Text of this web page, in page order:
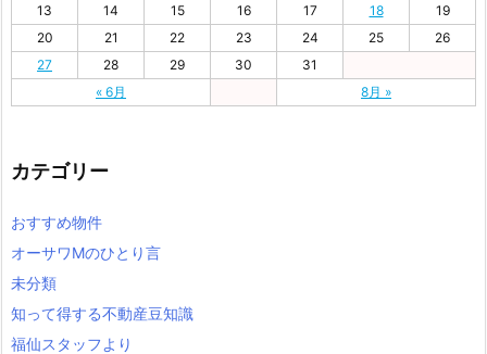
« 6月 8月 »
13
14 15 16 17 18
19
20
21 22 23 24 25
26
27
28 29 30 31
カテゴリー
おすすめ物件
オーサワMのひとり言
未分類
知って得する不動産豆知識
福仙スタッフより